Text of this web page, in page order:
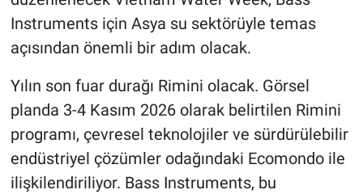
Instruments için Asya su sektörüyle temas
açısından önemli bir adım olacak.
Yılın son fuar durağı Rimini olacak. Görsel
planda 3-4 Kasım 2026 olarak belirtilen Rimini
programı, çevresel teknolojiler ve sürdürülebilir
endüstriyel çözümler odağındaki Ecomondo ile
ilişkilendiriliyor. Bass Instruments, bu